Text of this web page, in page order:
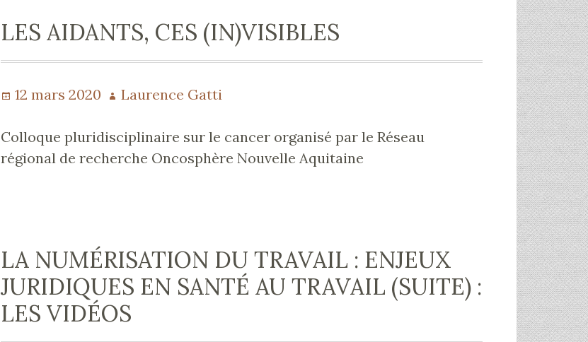
LES AIDANTS, CES (IN)VISIBLES
Publié
12 mars 2020 Auteur
Laurence Gatti
Colloque pluridisciplinaire sur le cancer organisé par le Réseau
régional de recherche Oncosphère Nouvelle Aquitaine
LA NUMÉRISATION DU TRAVAIL : ENJEUX
JURIDIQUES EN SANTÉ AU TRAVAIL (SUITE) :
LES VIDÉOS